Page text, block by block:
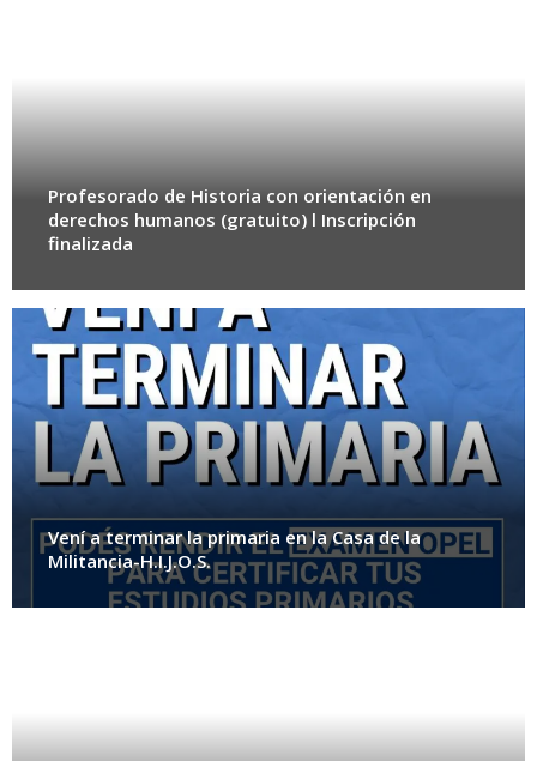
Profesorado de Historia con orientación en
derechos humanos (gratuito) l Inscripción
finalizada
Vení a terminar la primaria en la Casa de la
Militancia-H.I.J.O.S.